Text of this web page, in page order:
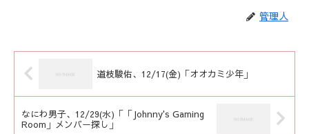
管理人
道枝駿佑、12/17(金)「オオカミ少年」
なにわ男子、12/29(水)「「Johnny's Gaming
Room」メンバー探し」